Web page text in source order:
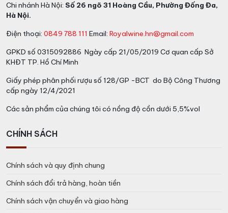
Chi nhánh Hà Nội: Số 26 ngõ 31 Hoàng Cầu, Phường Đống Đa,
Hà Nội.
Điện thoại: 0849 788 111 Email: Royalwine.hn@gmail.com
GPKD số 0315092886 Ngày cấp 21/05/2019 Cơ quan cấp Sở
KHĐT TP. Hồ Chí Minh
Giấy phép phân phối rượu số 128/GP -BCT do Bộ Công Thương
cấp ngày 12/4/2021
Các sản phẩm của chúng tôi có nồng độ cồn dưới 5,5%vol
CHÍNH SÁCH
Chính sách và quy định chung
Chính sách đổi trả hàng, hoàn tiền
Chính sách vận chuyển và giao hàng